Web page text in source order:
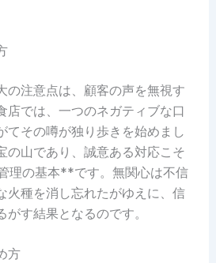
の注意点は、顧客の声を無視す
店では、一つのネガティブな口
てその噂が独り歩きを始めまし
の山であり、誠意ある対応こそ
理の基本**です。無関心は不信
火種を消し忘れたがゆえに、信
す結果となるのです。
方